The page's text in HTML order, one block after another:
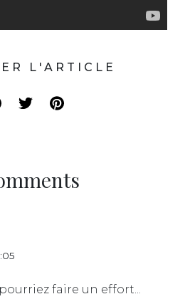
L'ARTICLE
faire un effort...